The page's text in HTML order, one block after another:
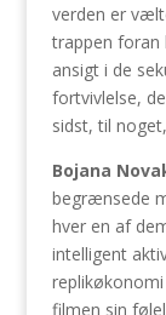
verden er
trappen foran
ansigt i de
fortvivlelse,
sidst, til
Bojana
begrænsede
hver en af
intelligent
filmen sin